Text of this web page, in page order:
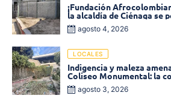
¡Fundación
la alcaldía de Ciénaga se
limpieza de la parte
Monumental
agosto 4, 2026
LOCALES
Indigencia y maleza
Coliseo Monumental: la
inmediata!
agosto 3, 2026